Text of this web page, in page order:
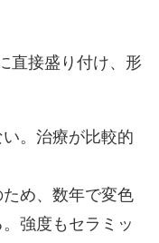
直接盛り付け、形
い。治療が比較的
め、数年で変色
強度もセラミッ